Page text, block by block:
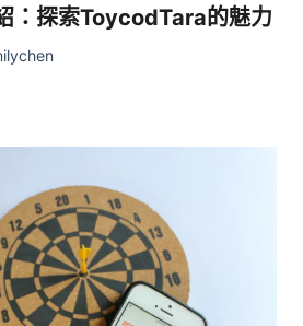
：探索ToycodTara的魅力